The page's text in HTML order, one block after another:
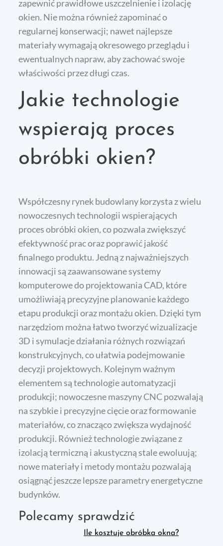
zapewnić prawidłowe uszczelnienie i izolację
okien. Nie można również zapominać o
regularnej konserwacji; nawet najlepsze
materiały wymagają okresowego przeglądu i
ewentualnych napraw, aby zachować swoje
właściwości przez długi czas.
Jakie technologie
wspierają proces
obróbki okien?
Współczesny rynek budowlany korzysta z wielu
nowoczesnych technologii wspierających
proces obróbki okien, co pozwala zwiększyć
efektywność prac oraz poprawić jakość
finalnego produktu. Jedną z najważniejszych
innowacji są zaawansowane systemy
komputerowe do projektowania CAD, które
umożliwiają precyzyjne planowanie każdego
etapu produkcji oraz montażu okien. Dzięki tym
narzędziom można łatwo tworzyć wizualizacje
3D i symulacje działania różnych rozwiązań
konstrukcyjnych, co ułatwia podejmowanie
decyzji projektowych. Kolejnym ważnym
elementem są technologie automatyzacji
produkcji; nowoczesne maszyny CNC pozwalają
na szybkie i precyzyjne cięcie oraz formowanie
materiałów, co znacząco zwiększa wydajność
produkcji. Również technologie związane z
izolacją termiczną i akustyczną stale ewoluują;
nowe materiały i metody montażu pozwalają
osiągnąć jeszcze lepsze parametry energetyczne
budynków.
Polecamy sprawdzić
Ile kosztuje obróbka okna?